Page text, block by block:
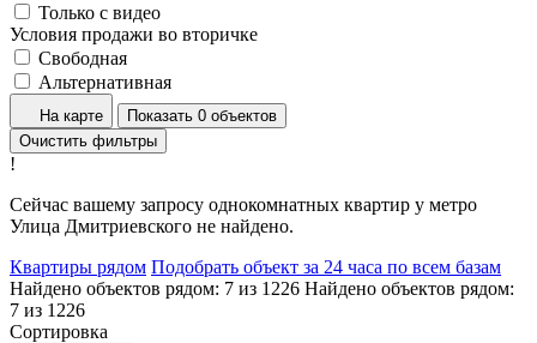
Только с видео
Условия продажи во вторичке
Свободная
Альтернативная
На карте
Показать 0 объектов
Очистить фильтры
!
Сейчас вашему запросу однокомнатных квартир у метро
Улица Дмитриевского не найдено.
Квартиры рядом Подобрать объект за 24 часа по всем базам
Найдено объектов рядом: 7 из 1226 Найдено объектов рядом:
7 из 1226
Сортировка